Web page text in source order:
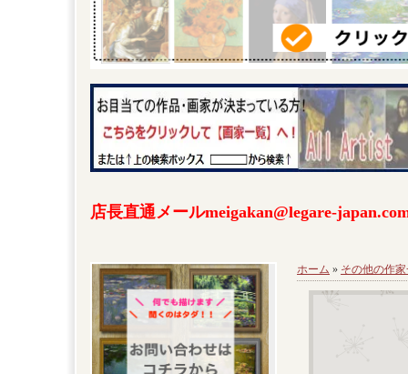
店長直通メールmeigakan@legare-
ホーム » その他の作